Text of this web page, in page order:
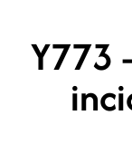
Y773